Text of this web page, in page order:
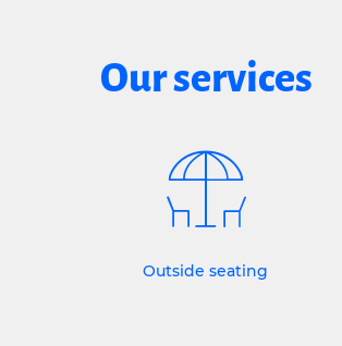
Our services
Outside seating